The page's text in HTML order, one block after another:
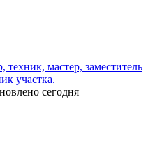
мастер, заместитель
участка.
сегодня